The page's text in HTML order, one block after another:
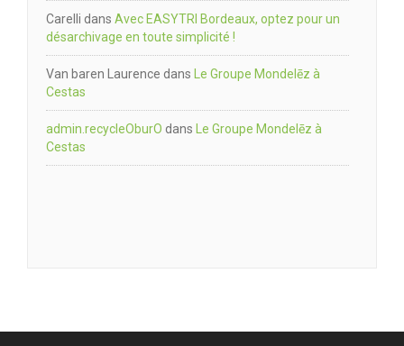
Carelli dans Avec EASYTRI Bordeaux, optez pour un
désarchivage en toute simplicité !
Van baren Laurence dans Le Groupe Mondelēz à
Cestas
admin.recycleOburO dans Le Groupe Mondelēz à
Cestas